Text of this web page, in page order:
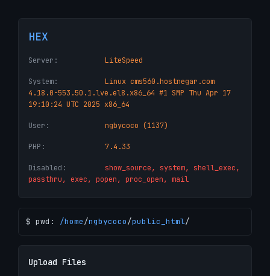
HEX
Server: LiteSpeed
System:
Linux cms560.hostnegar.com
4.18.0-553.50.1.lve.el8.x86_64 #1 SMP Thu Apr 17
19:10:24 UTC 2025 x86_64
User: ngbycoco (1137)
PHP: 7.4.33
Disabled:
show_source, system, shell_exec,
passthru, exec, popen, proc_open, mail
$ pwd: /home/ngbycoco/public_html/
Upload Files